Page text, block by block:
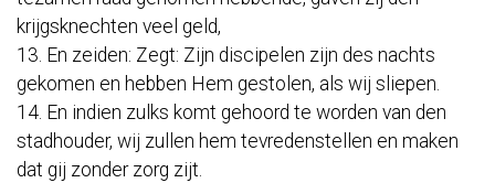
krijgsknechten veel geld,
13. En zeiden: Zegt: Zijn discipelen zijn des nachts
gekomen en hebben Hem gestolen, als wij sliepen.
14. En indien zulks komt gehoord te worden van den
stadhouder, wij zullen hem tevredenstellen en maken
dat gij zonder zorg zijt.